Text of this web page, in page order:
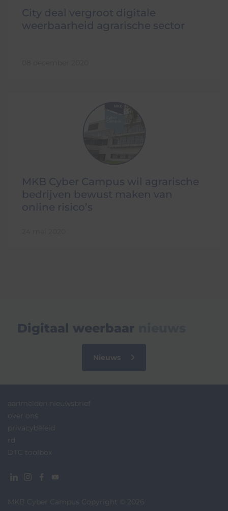
City deal vergroot digitale
weerbaarheid agrarische sector
MKB Cyber Campus wil agrarische
bedrijven bewust maken van
online risico’s
Digitaal weerbaar
Nieuws
MKB Cyber Campus Copyright © 2026
aanmelden nieuwsbrief
over ons
privacybeleid
rd
DTC toolbox